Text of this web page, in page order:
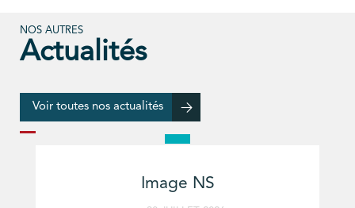
NOS AUTRES
Actualités
Voir toutes nos actualités
Image NS